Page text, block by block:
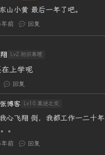
山小黄 最后一年了吧。
前 回复
Lv2.初识寒暄
上学呢
回复
博客 Lv10.莫逆之交
心飞翔 倒，我都工作一二十年
。
前 回复